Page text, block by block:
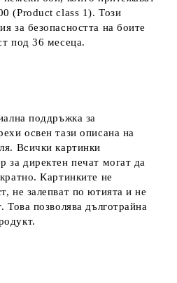
(Product class 1). Този
за безопасността на боите
под 36 месеца.
поддръжка за
освен тази описана на
Всички картинки
за директен печат могат да
Картинките не
не залепват по ютията и не
Това позволява дълготрайна